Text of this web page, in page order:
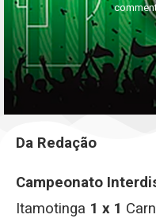
Da Redação
Campeonato
Itamotinga 1 x 1